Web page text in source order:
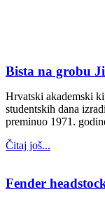
Bista na grobu
Hrvatski akademski
studentskih dana
preminuo 1971.
Čitaj još...
Fender